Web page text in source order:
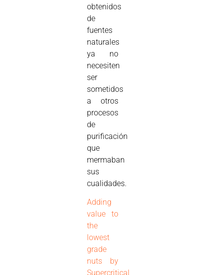
obtenidos
de
fuentes
naturales
ya no
necesiten
ser
sometidos
a otros
procesos
de
purificación
que
mermaban
sus
cualidades.
Adding
value to
the
lowest
grade
nuts by
Supercritical